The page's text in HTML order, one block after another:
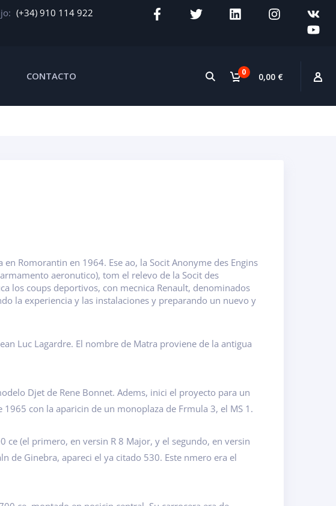
(+34) 910 114 922
0 0,00 €
CONTACTO
Romorantin en 1964. Ese ao, la Socit Anonyme des Engins
aeronutico), tom el relevo de la Socit des
los coups deportivos, con mecnica Renault, denominados
la experiencia y las instalaciones y preparando un nuevo y
Luc Lagardre. El nombre de Matra proviene de la antigua
Djet de Rene Bonnet. Adems, inici el proyecto para un
con la aparicin de un monoplaza de Frmula 3, el MS 1.
ce (el primero, en versin R 8 Major, y el segundo, en versin
de Ginebra, apareci el ya citado 530. Este nmero era el